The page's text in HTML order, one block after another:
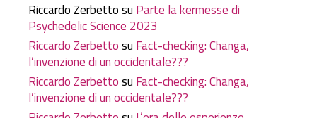
Riccardo Zerbettosu Parte la kermesse di
Psychedelic Science 2023
Riccardo Zerbettosu Fact-checking: Changa,
l’invenzione di un occidentale???
Riccardo Zerbettosu Fact-checking: Changa,
l’invenzione di un occidentale???